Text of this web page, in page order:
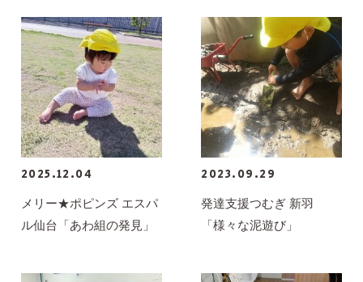
2025.12.04
メリー★ポピンズ エスパ
ル仙台「あわ組の発見」
2023.09.29
発達支援つむぎ 新羽
「様々な泥遊び」